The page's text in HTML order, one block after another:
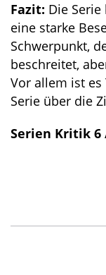
Fazit: Die
eine starke
Schwerpunkt,
beschreitet,
Vor allem ist es
Serie über die
Serien Kritik 6